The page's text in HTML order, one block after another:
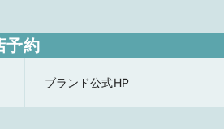
予約
ブランド公式HP